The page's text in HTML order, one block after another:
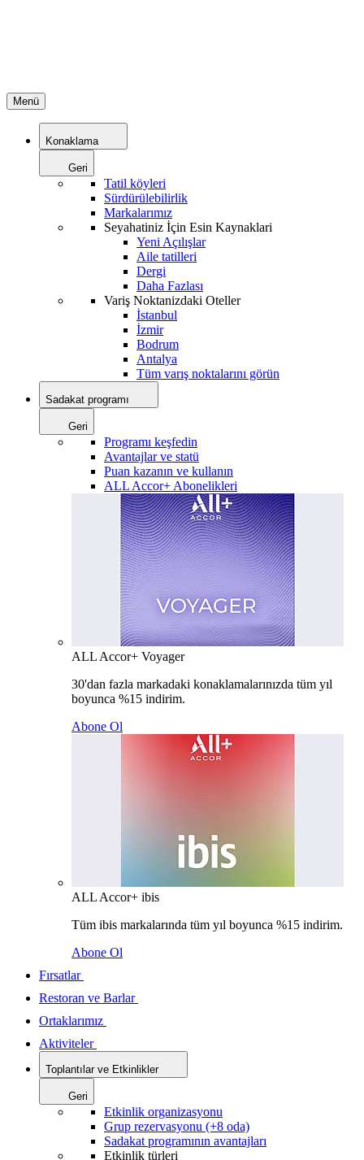
Menü
Konaklama
Geri
Tatil köyleri
Sürdürülebilirlik
Markalarımız
Seyahatiniz İçin Esin Kaynaklari
Yeni Açılışlar
Aile tatilleri
Dergi
Daha Fazlası
Variş Noktanizdaki Oteller
İstanbul
İzmir
Bodrum
Antalya
Tüm varış noktalarını görün
Sadakat programı
Geri
Programı keşfedin
Avantajlar ve statü
Puan kazanın ve kullanın
ALL Accor+ Abonelikleri
ALL Accor+ Voyager
30'dan fazla markadaki konaklamalarınızda tüm yıl
boyunca %15 indirim.
Abone Ol
ALL Accor+ ibis
Tüm ibis markalarında tüm yıl boyunca %15 indirim.
Abone Ol
Fırsatlar
Restoran ve Barlar
Ortaklarımız
Aktiviteler
Toplantılar ve Etkinlikler
Geri
Etkinlik organizasyonu
Grup rezervasyonu (+8 oda)
Sadakat programının avantajları
Etkinlik türleri